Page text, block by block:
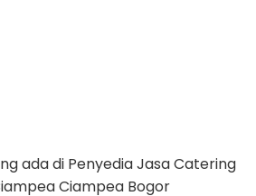
ada di Penyedia Jasa Catering
Ciampea Bogor